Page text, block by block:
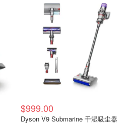
$999.00
Dyson V9 Submarine 干湿吸尘器